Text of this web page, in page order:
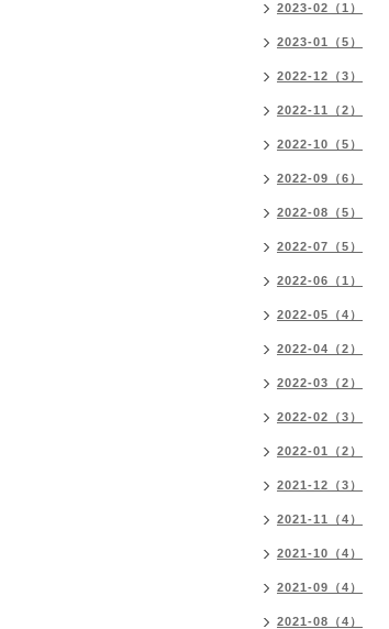
2023-02（1）
2023-01（5）
2022-12（3）
2022-11（2）
2022-10（5）
2022-09（6）
2022-08（5）
2022-07（5）
2022-06（1）
2022-05（4）
2022-04（2）
2022-03（2）
2022-02（3）
2022-01（2）
2021-12（3）
2021-11（4）
2021-10（4）
2021-09（4）
2021-08（4）